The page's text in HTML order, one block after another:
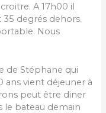
A 17h00 il
35 degrés dehors.
Nous
de Stéphane qui
ans vient déjeuner à
peut être diner
le bateau demain